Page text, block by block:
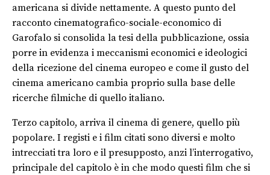
americana si divide nettamente. A questo punto del
racconto cinematografico-sociale-economico di
Garofalo si consolida la tesi della pubblicazione, ossia
porre in evidenza i meccanismi economici e ideologici
della ricezione del cinema europeo e come il gusto del
cinema americano cambia proprio sulla base delle
ricerche filmiche di quello italiano.
Terzo capitolo, arriva il cinema di genere, quello più
popolare. I registi e i film citati sono diversi e molto
intrecciati tra loro e il presupposto, anzi l’interrogativo,
principale del capitolo è in che modo questi film che si